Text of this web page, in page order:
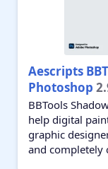
Aescripts
Photoshop
BBTools
help digital
graphic
and completely